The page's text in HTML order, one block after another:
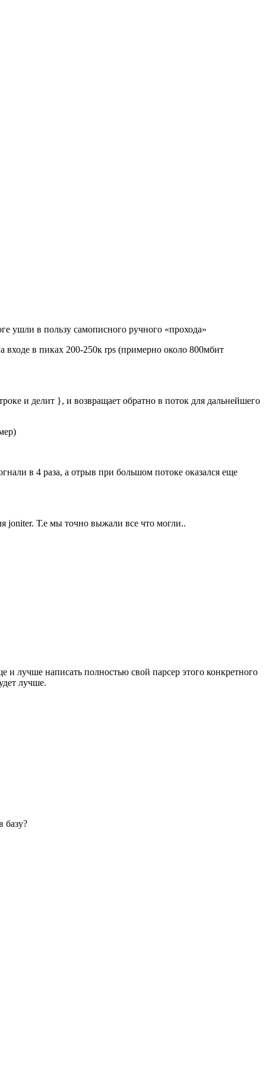
ушли в пользу самописного ручного «прохода»
в пиках 200-250к rps (примерно около 800мбит
и делит }, и возвращает обратно в поток для дальнейшего
в 4 раза, а отрыв при большом потоке оказался еще
joniter. Т.е мы точно выжали все что могли..
лучше написать полностью свой парсер этого конкретного
лучше.
базу?